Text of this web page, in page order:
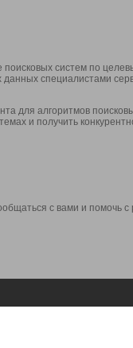
поисковых систем по
специалистами
для алгоритмов
и получить
с вами и помочь